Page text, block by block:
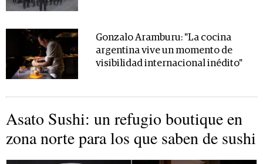
Gonzalo Aramburu: "La cocina
argentina vive un momento de
visibilidad internacional inédito"
Asato Sushi: un refugio boutique en
zona norte para los que saben de sushi